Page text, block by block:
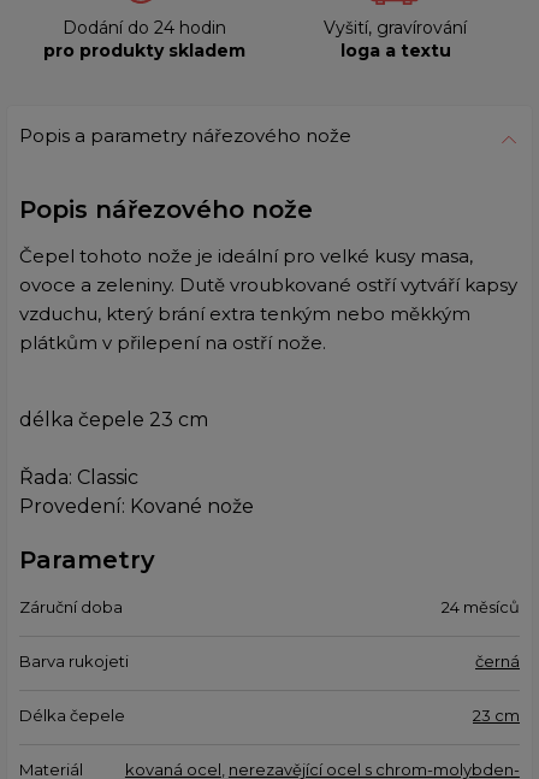
Dodání do 24 hodin
pro produkty skladem
Vyšití, gravírování
loga a textu
Popis a parametry nářezového nože
Popis nářezového nože
Čepel tohoto nože je ideální pro velké kusy masa,
ovoce a zeleniny. Dutě vroubkované ostří vytváří kapsy
vzduchu, který brání extra tenkým nebo měkkým
plátkům v přilepení na ostří nože.
délka čepele 23 cm
Řada: Classic
Provedení: Kované nože
Parametry
Záruční doba 24 měsíců
Barva rukojeti černá
Délka čepele 23 cm
Materiál kovaná ocel nerezavějící ocel s chrom-molybden-